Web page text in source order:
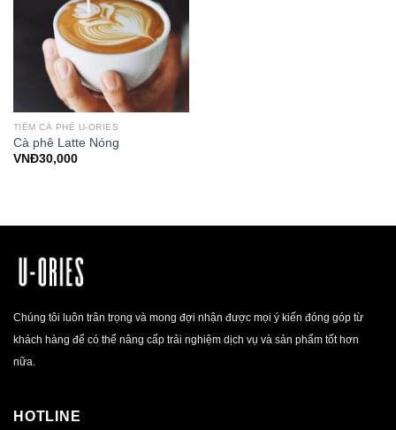
TIỆM CÀ PHÊ U-ORIES
Cà phê Latte Nóng
VNĐ30,000
Chúng tôi luôn trân trọng và mong đợi nhận được mọi ý kiến đóng góp từ
khách hàng để có thể nâng cấp trải nghiệm dịch vụ và sản phẩm tốt hơn
nữa.
HOTLINE